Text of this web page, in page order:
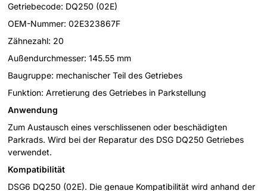
Getriebecode: DQ250 (02E)
OEM-Nummer: 02E323867F
Zähnezahl: 20
Außendurchmesser: 145.55 mm
Baugruppe: mechanischer Teil des Getriebes
Funktion: Arretierung des Getriebes in Parkstellung
Anwendung
Zum Austausch eines verschlissenen oder beschädigten
Parkrads. Wird bei der Reparatur des DSG DQ250 Getriebes
verwendet.
Kompatibilität
DSG6 DQ250 (02E). Die genaue Kompatibilität wird anhand der